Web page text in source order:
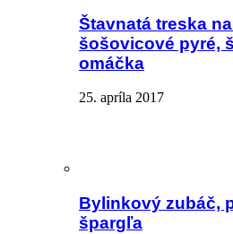
Štavnatá treska
šošovicové pyré,
omáčka
25. apríla 2017
Bylinkový zubáč,
špargľa